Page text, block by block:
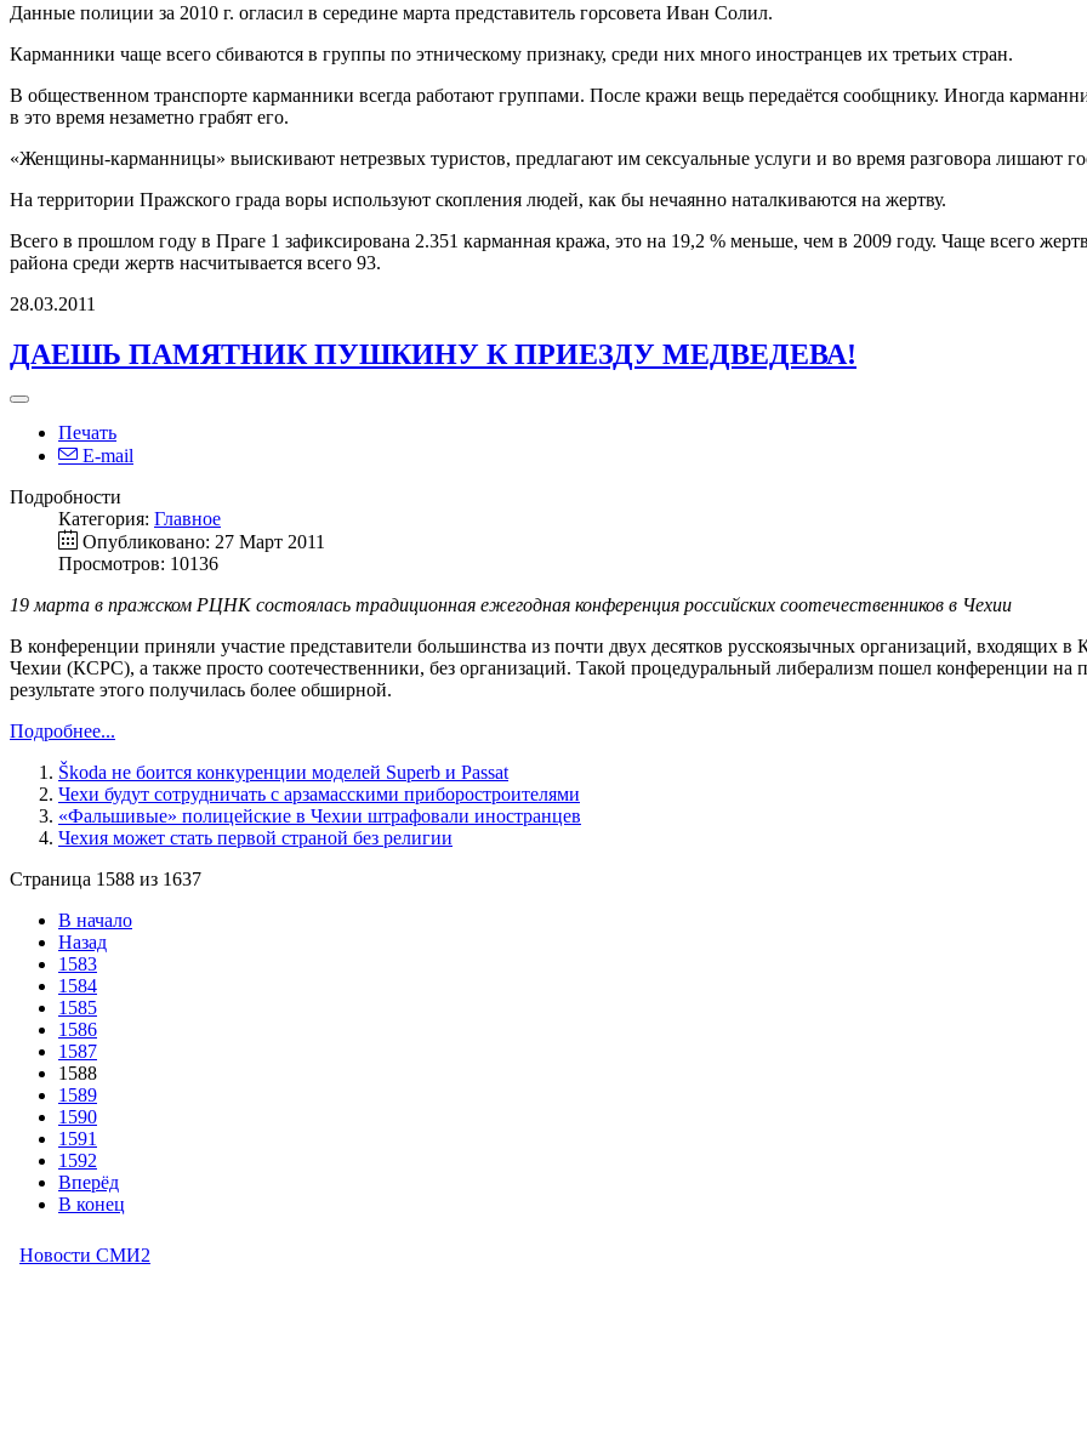
Данные полиции за 2010 г. огласил в середине марта представитель горсовета Иван Солил.
Карманники чаще всего сбиваются в группы по этническому признаку, среди них много иностранцев их третьих стран.
В общественном транспорте карманники всегда работают группами. После кражи вещь передаётся сообщнику. Иногда
в это время незаметно грабят его.
«Женщины-карманницы» выискивают нетрезвых туристов, предлагают им сексуальные услуги и во время разговора лишают
На территории Пражского града воры используют скопления людей, как бы нечаянно наталкиваются на жертву.
Всего в прошлом году в Праге 1 зафиксирована 2.351 карманная кража, это на 19,2 % меньше, чем в 2009 году. Чаще всего
района среди жертв насчитывается всего 93.
28.03.2011
ДАЕШЬ ПАМЯТНИК ПУШКИНУ К ПРИЕЗДУ МЕДВЕДЕВА!
Печать
E-mail
Подробности
Категория: Главное
Опубликовано: 27 Март 2011
Просмотров: 10136
19 марта в пражском РЦНКсостоялась традиционная ежегодная конференция российских соотечественников в Чехии
В конференции приняли участие представители большинства из почти двух десятков русскоязычных организаций, входящих
Чехии (КСРС), а также просто соотечественники, без организаций. Такой процедуральный либерализм пошел конференции
результате этого получилась более обширной.
Подробнее...
Škoda не боится конкуренции моделей Superb и Passat
Чехи будут сотрудничать с арзамасскими приборостроителями
«Фальшивые» полицейские в Чехии штрафовали иностранцев
Чехия может стать первой страной без религии
Страница 1588 из 1637
В начало
Назад
1583
1584
1585
1586
1587
1588
1589
1590
1591
1592
Вперёд
В конец